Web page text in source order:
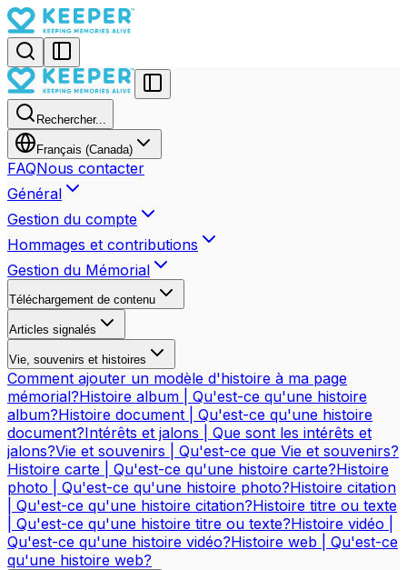
Rechercher...
Français (Canada)
FAQNous contacter
Général
Gestion du compte
Hommages et contributions
Gestion du Mémorial
Téléchargement de contenu
Articles signalés
Vie, souvenirs et histoires
Comment ajouter un modèle d'histoire à ma page
mémorial?Histoire album | Qu'est-ce qu'une histoire
album?Histoire document | Qu'est-ce qu'une histoire
document?Intérêts et jalons | Que sont les intérêts et
jalons?Vie et souvenirs | Qu'est-ce que Vie et souvenirs?
Histoire carte | Qu'est-ce qu'une histoire carte?Histoire
photo | Qu'est-ce qu'une histoire photo?Histoire citation
| Qu'est-ce qu'une histoire citation?Histoire titre ou texte
| Qu'est-ce qu'une histoire titre ou texte?Histoire vidéo |
Qu'est-ce qu'une histoire vidéo?Histoire web | Qu'est-ce
qu'une histoire web?